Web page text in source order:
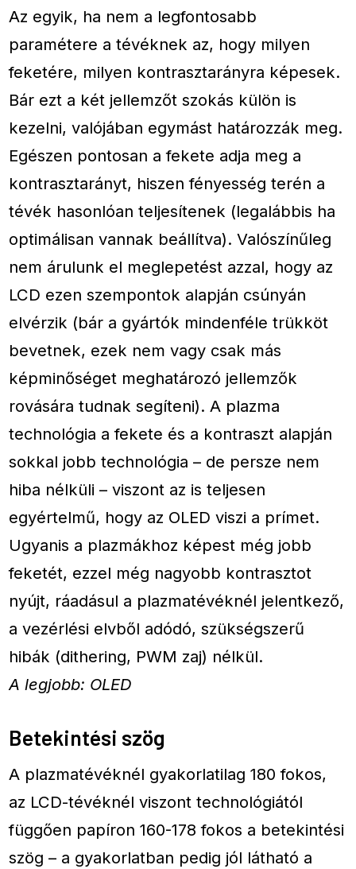
Az egyik, ha nem a legfontosabb
paramétere a tévéknek az, hogy milyen
feketére, milyen kontrasztarányra képesek.
Bár ezt a két jellemzőt szokás külön is
kezelni, valójában egymást határozzák meg.
Egészen pontosan a fekete adja meg a
kontrasztarányt, hiszen fényesség terén a
tévék hasonlóan teljesítenek (legalábbis ha
optimálisan vannak beállítva). Valószínűleg
nem árulunk el meglepetést azzal, hogy az
LCD ezen szempontok alapján csúnyán
elvérzik (bár a gyártók mindenféle trükköt
bevetnek, ezek nem vagy csak más
képminőséget meghatározó jellemzők
rovására tudnak segíteni). A plazma
technológia a fekete és a kontraszt alapján
sokkal jobb technológia – de persze nem
hiba nélküli – viszont az is teljesen
egyértelmű, hogy az OLED viszi a prímet.
Ugyanis a plazmákhoz képest még jobb
feketét, ezzel még nagyobb kontrasztot
nyújt, ráadásul a plazmatévéknél jelentkező,
a vezérlési elvből adódó, szükségszerű
hibák (dithering, PWM zaj) nélkül.
A legjobb: OLED
Betekintési szög
A plazmatévéknél gyakorlatilag 180 fokos,
az LCD-tévéknél viszont technológiától
függően papíron 160-178 fokos a betekintési
szög – a gyakorlatban pedig jól látható a